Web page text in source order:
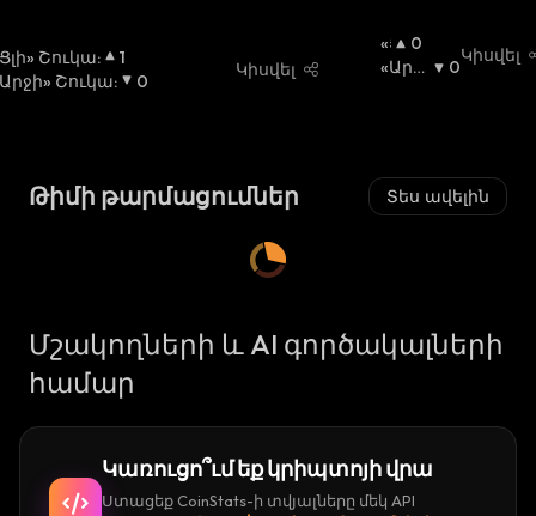
Շուկա:
1
Շուկա: 0
Կիսվել
«Ց
Լ
Կ
Ա
0
«Արջ
0
Կիսվել
Թիմի թարմացումներ Տես ավելին
Մշակողների և AI գործակալների
համար
Կառուցո՞ւմ եք կրիպտոյի վրա
Ստացեք CoinStats-ի տվյալները մեկ API